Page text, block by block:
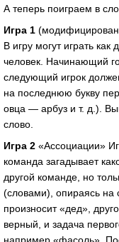
А теперь поиграем в
Игра 1
В игру могут играть
человек. Начинающий
следующий игрок
на последнюю букву
овца — арбуз и т. д. ).
слово.
Игра 2 «Ассоциации»
команда загадывает
другой команде, но
(словами), опираясь
произносит «дед»,
верный, и задача